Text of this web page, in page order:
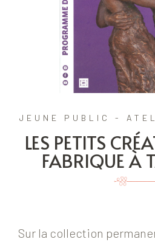
JEUNE PUBLIC -
LES PETITS
FABRIQUE À
Sur la collection